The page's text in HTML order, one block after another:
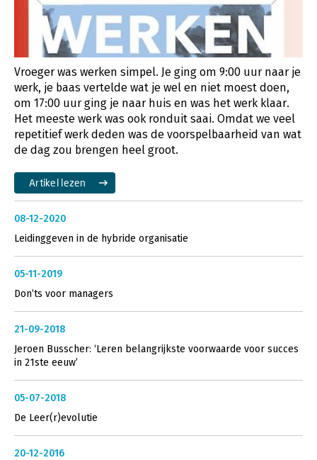
Vroeger was werken simpel. Je ging om 9:00 uur naar je
werk, je baas vertelde wat je wel en niet moest doen,
om 17:00 uur ging je naar huis en was het werk klaar.
Het meeste werk was ook ronduit saai. Omdat we veel
repetitief werk deden was de voorspelbaarheid van wat
de dag zou brengen heel groot.
Artikel lezen
08-12-2020
Leidinggeven in de hybride organisatie
05-11-2019
Don’ts voor managers
21-09-2018
Jeroen Busscher: ‘Leren belangrijkste voorwaarde voor succes
in 21ste eeuw’
05-07-2018
De Leer(r)evolutie
20-12-2016